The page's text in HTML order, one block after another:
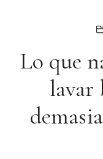
Lo que
lavar